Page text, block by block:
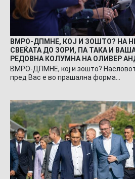
ВМРО-ДПМНЕ, КОЈ И ЗОШТО? НА
СВЕЌАТА ДО ЗОРИ, ПА ТАКА И
РЕДОВНА КОЛУМНА НА ОЛИВЕР
ВМРО-ДПМНЕ, кој и зошто? Насловот
пред Вас е во прашална форма…